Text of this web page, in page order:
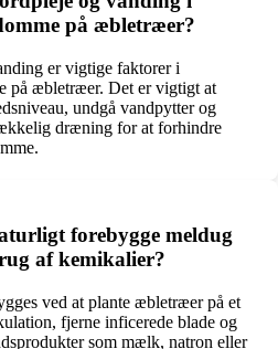
på æbletræer?
er vigtige faktorer i
på æbletræer. Det er vigtigt at
undgå vandpytter og
dræning for at forhindre
forebygge meldug
af kemikalier?
ved at plante æbletræer på et
fjerne inficerede blade og
som mælk, natron eller